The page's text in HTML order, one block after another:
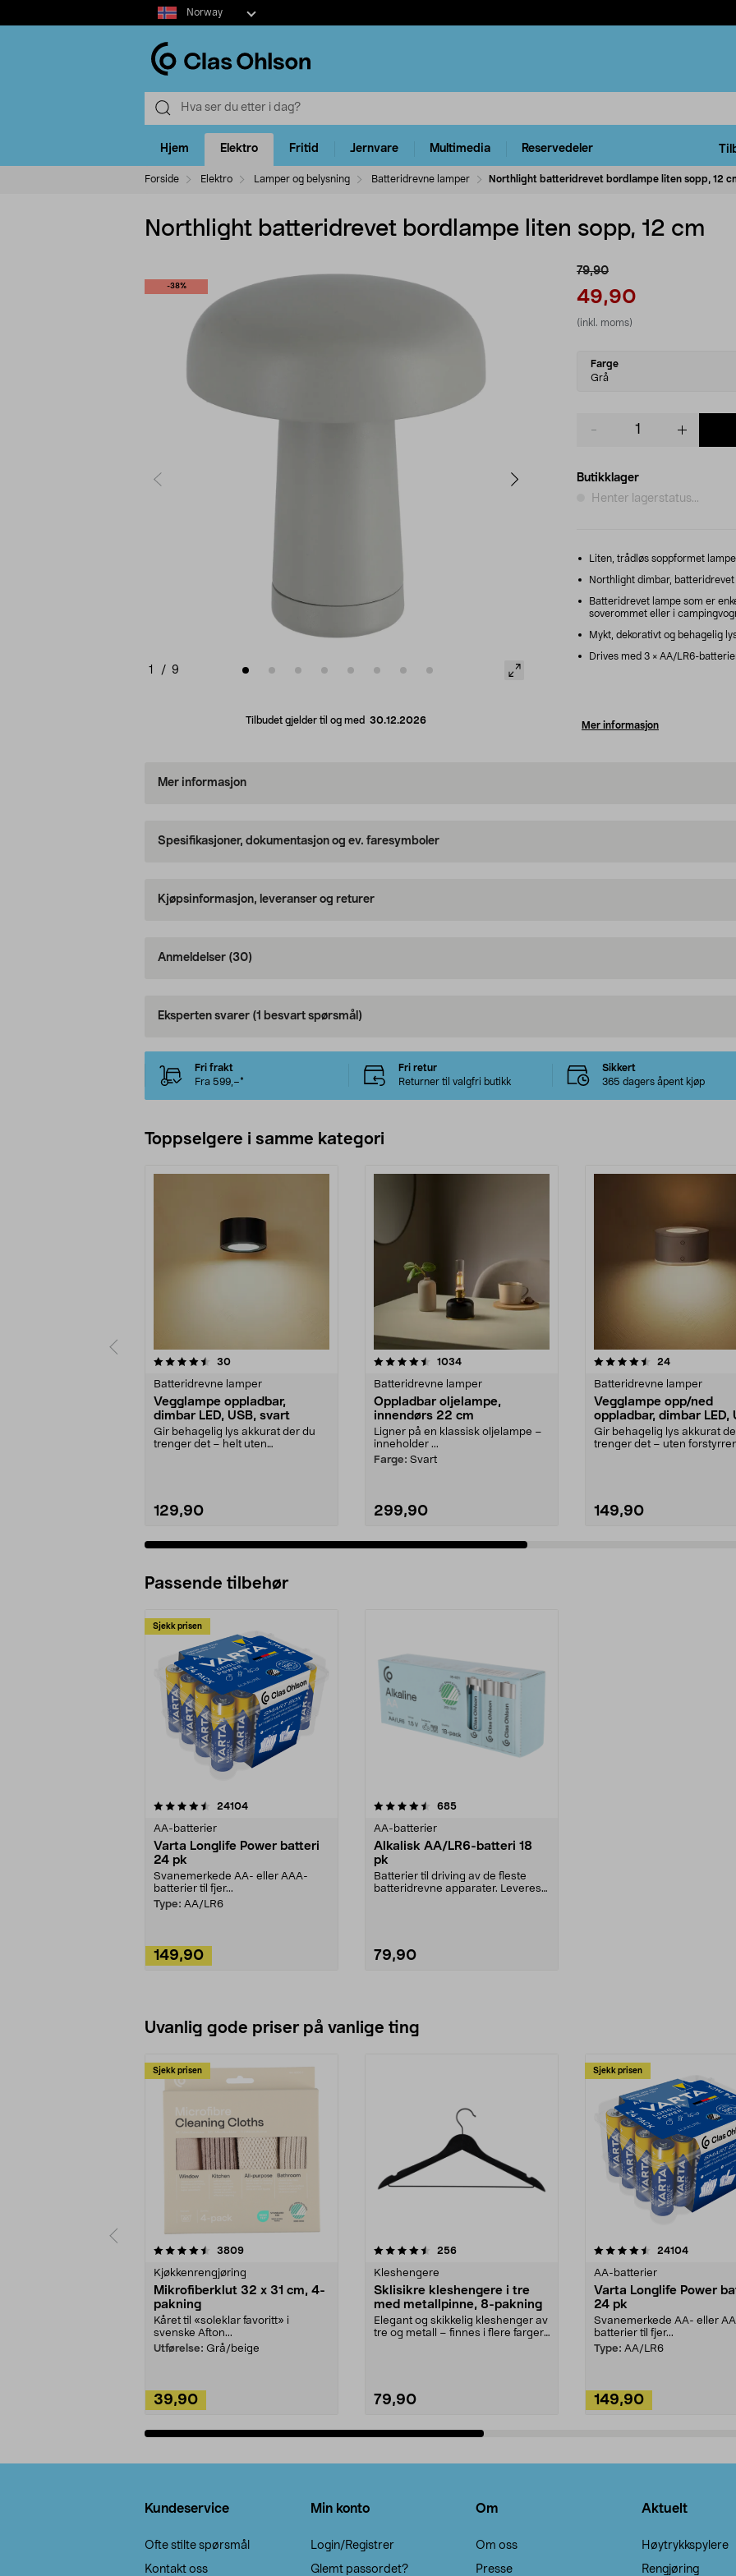
Select
market
Norway
Hjem Elektro Fritid Jernvare Multimedia Reservedeler
Forside Elektro Lamper og belysning Batteridrevne lamper Northlight batteridrevet bordlampe liten sopp, 12
Northlight batteridrevet bordlampe liten sopp, 12 cm
-38%
1 / 9
Tilbudet gjelder til og med 30.12.2026
79,90
49,90
(inkl. moms)
Select
variant
Farge
Grå
Butikklager
Henter lagerstatus...
Liten, trådløs soppformet
Northlight dimbar,
Batteridrevet lampe som er
soverommet eller i
Mykt, dekorativt og behagelig
Drives med 3 × AA/LR6-
Mer informasjon
Mer informasjon
Spesifikasjoner, dokumentasjon og ev. faresymboler
Kjøpsinformasjon, leveranser og returer
Anmeldelser (30)
Eksperten svarer (1 besvart spørsmål)
Fri frakt
Fra 599,–*
Fri retur
Returner til valgfri butikk
Sikkert
365 dagers åpent kjøp
Toppselgere i samme kategori
30anmeldelser
Batteridrevne lamper
Vegglampe oppladbar,
dimbar LED, USB, svart
Gir behagelig lys akkurat der du
trenger det – helt uten
129,90
4.5 av 5 stjerner 1034anmeldelser
Batteridrevne lamper
Oppladbar oljelampe,
innendørs 22 cm
Ligner på en klassisk oljelampe –
inneholder ...
Farge: Svart
299,90
4.5 av 5 stjerner 24anmeldelser
Batteridrevne lamper
Vegglampe opp/ned
oppladbar, dimbar LED,
hvit
Gir behagelig lys akkurat
trenger det – uten
149,90
4.5 av 5 stjerner
Passende tilbehør
Sjekk prisen
24104anmeldelser
AA-batterier
Varta Longlife Power batteri
24 pk
Svanemerkede AA- eller AAA-
batterier til fjer...
Type: AA/LR6
149,90
4.5av 5 stjerner 685anmeldelser
AA-batterier
Alkalisk AA/LR6-batteri 18
pk
Batterier til driving av de fleste
batteridrevne apparater. Leveres i
79,90
Uvanlig gode priser på vanlige ting
Sjekk prisen
3809anmeldelser
Kjøkkenrengjøring
Mikrofiberklut 32 x 31 cm, 4-
pakning
Kåret til «soleklar favoritt» i
svenske Afton...
Utførelse: Grå/beige
39,90
4.5av 5 stjerner 256anmeldelser
Kleshengere
Sklisikre kleshengere i tre
med metallpinne, 8-pakning
Elegant og skikkelig kleshenger av
tre og metall – finnes i flere farger.
79,90
Sjekk prisen
4.5av 5 stjerner 24104
AA-batterier
Varta Longlife Power
24 pk
Svanemerkede AA- eller
batterier til fjer...
Type: AA/LR6
149,90
4.5av 5 stjerner
Kundeservice
Ofte stilte spørsmål
Kontakt oss
Min konto
Login/Registrer
Glemt passordet?
Om
Om oss
Presse
Aktuelt
Høytrykkspylere
Rengjøring